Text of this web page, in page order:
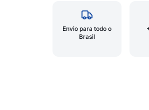
Envio para todo o
Brasil